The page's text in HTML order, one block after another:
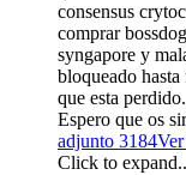
consensus
comprar
syngapore y
bloqueado
que esta perdido.
Espero que os
adjunto 3184
Click to